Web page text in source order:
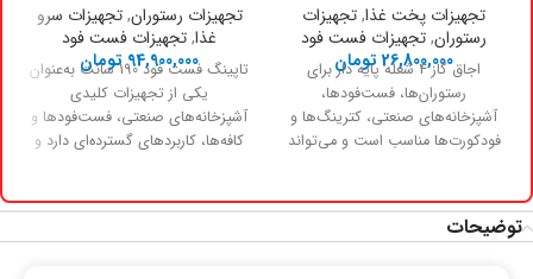
تجهیزات پخت غذا,تجهیزات
رستوران,تجهیزات فست فود
26,800,000 تومان
اجاق گاز 4 شعله پایه دار برای
رستوران‌ها، فست‌فودها،
آشپزخانه‌های صنعتی، کترینگ‌ها و
فودکورت‌ها مناسب است و می‌تواند
4 شعله پایه دار دارای مشعل صنعتی
و حرارت بالا است که امکان پخت
تجهیزات رستوران,تجهیزات سرو
غذا,تجهیزات فست فود
94,900,000تومان
تاپینگ فست فود 190 سانت به‌عنوان
یکی از تجهیزات کلیدی
آشپزخانه‌های صنعتی، فست‌فودها و
کافه‌ها، کاربردهای گسترده‌ای دارد و
می‌کند. طراحی این دستگاه
به‌گونه‌ای است که در انواع مشاغل
توضیحات